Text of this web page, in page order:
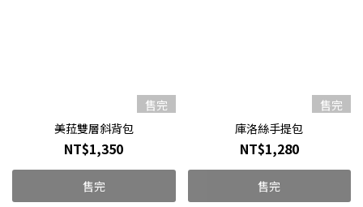
售完
美菈雙層斜背包
NT$1,350
售完
售完
庫洛絲手提包
NT$1,280
售完